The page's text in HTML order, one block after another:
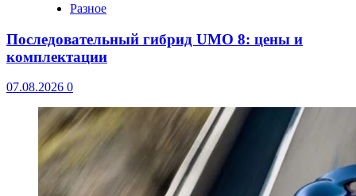
Разное
Последовательный гибрид UMO 8: цены и
комплектации
07.08.2026 0